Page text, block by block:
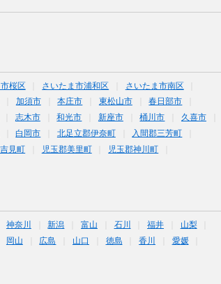
桜区 さいたま市浦和区
さいたま市南区
加須市 本庄市 東松山市
春日部市
志木市 和光市 新座市 桶川市
久喜市
白岡市 北足立郡伊奈町
入間郡三芳町
見町 児玉郡美里町
児玉郡神川町
神奈川 新潟 富山 石川 福井
山梨
岡山 広島 山口 徳島 香川
愛媛